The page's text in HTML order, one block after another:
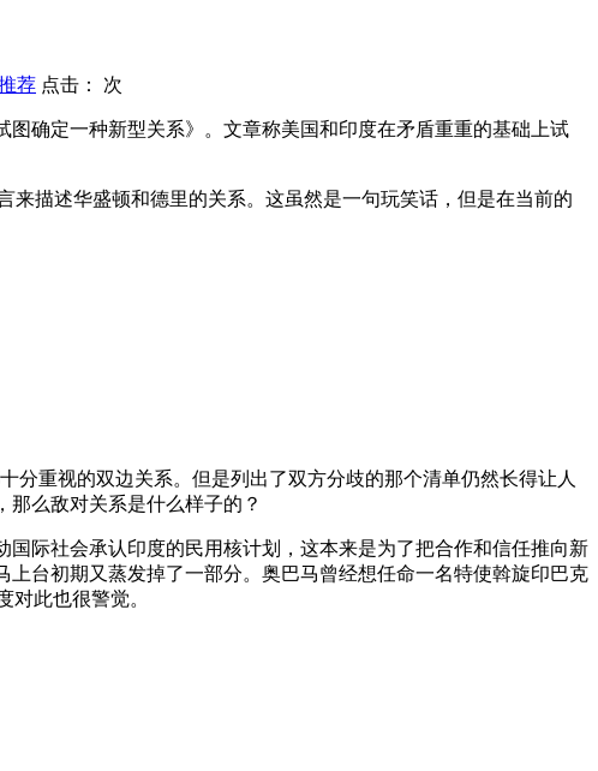
荐 点击： 次
确定一种新型关系》。文章称美国和印度在矛盾重重的基础上试
描述华盛顿和德里的关系。这虽然是一句玩笑话，但是在当前的
重视的双边关系。但是列出了双方分歧的那个清单仍然长得让人
么敌对关系是什么样子的？
际社会承认印度的民用核计划，这本来是为了把合作和信任推向新
台初期又蒸发掉了一部分。奥巴马曾经想任命一名特使斡旋印巴克
此也很警觉。